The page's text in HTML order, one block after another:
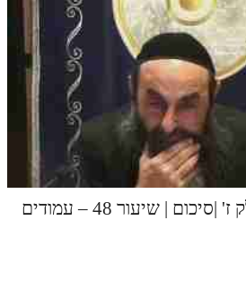
הדף היומי בתע"ס חלק ז' |סיכום | שיעור 48 – עמודים